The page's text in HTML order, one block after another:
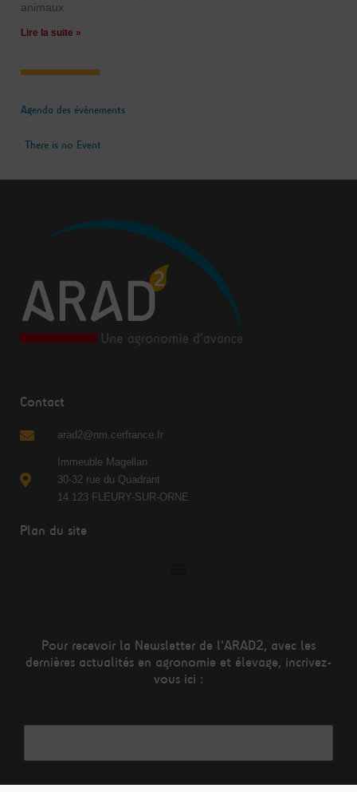
animaux
Lire la suite »
Agenda des évènements
There is no Event
Contact
arad2@nm.cerfrance.fr
Immeuble Magellan
30-32 rue du Quadrant
14 123 FLEURY-SUR-ORNE
Plan du site
Pour recevoir la Newsletter de l'ARAD2, avec les
dernières actualités en agronomie et élevage, incrivez-
vous ici :